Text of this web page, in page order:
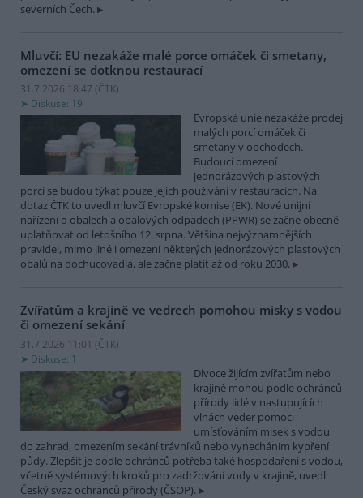
severních Čech.
Mluvčí: EU nezakáže malé porce omáček či smetany,
omezení se dotknou restaurací
31.7.2026 18:47 (ČTK)
Diskuse: 19
Evropská unie nezakáže prodej
malých porcí omáček či
smetany v obchodech.
Budoucí omezení
jednorázových plastových
porcí se budou týkat pouze jejich používání v restauracích. Na
dotaz ČTK to uvedl mluvčí Evropské komise (EK). Nové unijní
nařízení o obalech a obalových odpadech (PPWR) se začne obecně
uplatňovat od letošního 12. srpna. Většina nejvýznamnějších
pravidel, mimo jiné i omezení některých jednorázových plastových
obalů na dochucovadla, ale začne platit až od roku 2030.
Zvířatům a krajině ve vedrech pomohou misky s vodou
či omezení sekání
31.7.2026 11:01 (ČTK)
Diskuse: 1
Divoce žijícím zvířatům nebo
krajině mohou podle ochránců
přírody lidé v nastupujících
vlnách veder pomoci
umísťováním misek s vodou
do zahrad, omezením sekání trávníků nebo vynecháním kypření
půdy. Zlepšit je podle ochránců potřeba také hospodaření s vodou,
včetně systémových kroků pro zadržování vody v krajině, uvedl
Český svaz ochránců přírody (ČSOP).